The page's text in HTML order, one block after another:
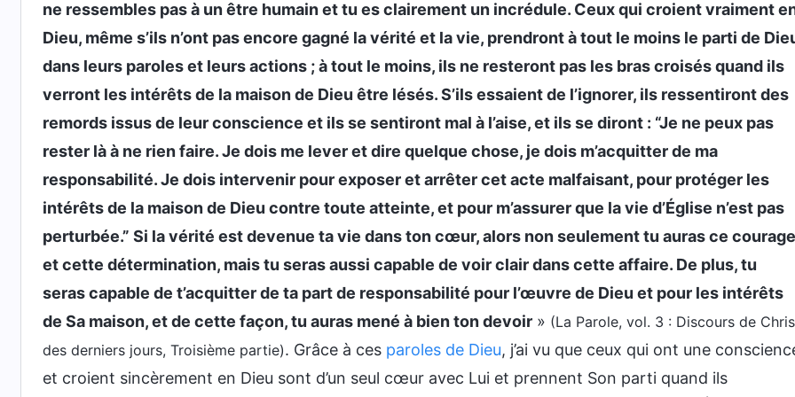
ne ressembles pas à un être humain et tu es clairement un incrédule. Ceux qui croient vraiment
Dieu, même s’ils n’ont pas encore gagné la vérité et la vie, prendront à tout le moins le parti de
dans leurs paroles et leurs actions ; à tout le moins, ils ne resteront pas les bras croisés quand ils
verront les intérêts de la maison de Dieu être lésés. S’ils essaient de l’ignorer, ils ressentiront des
remords issus de leur conscience et ils se sentiront mal à l’aise, et ils se diront : “Je ne peux pas
rester là à ne rien faire. Je dois me lever et dire quelque chose, je dois m’acquitter de ma
responsabilité. Je dois intervenir pour exposer et arrêter cet acte malfaisant, pour protéger les
intérêts de la maison de Dieu contre toute atteinte, et pour m’assurer que la vie d’Église n’est pas
perturbée.” Si la vérité est devenue ta vie dans ton cœur, alors non seulement tu auras ce courage
et cette détermination, mais tu seras aussi capable de voir clair dans cette affaire. De plus, tu
seras capable de t’acquitter de ta part de responsabilité pour l’œuvre de Dieu et pour les intérêts
de Sa maison, et de cette façon, tu auras mené à bien ton devoir » (La Parole, vol. 3 : Discours de
des derniers jours, Troisième partie). Grâce à ces paroles de Dieu, j’ai vu que ceux qui ont une
et croient sincèrement en Dieu sont d’un seul cœur avec Lui et prennent Son parti quand ils